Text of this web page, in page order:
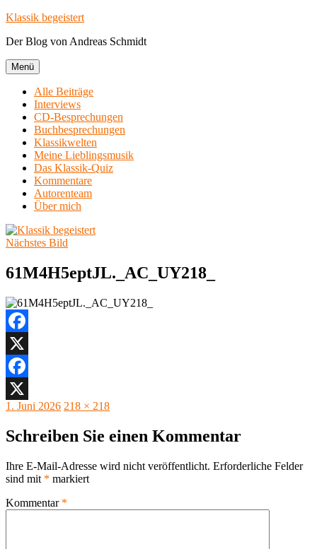
Zum
springen
Klassik begeistert
Der Blog von Andreas Schmidt
Menü
Alle Beiträge
Interviews
CD-Besprechungen
Buchbesprechungen
Klassikwelten
Meine Lieblingsmusik
Das Klassik-Quiz
Kommentare
Autorenteam
Über mich
Nächstes Bild
61M4H5eptJL._AC_UY218_
Facebook
X
Facebook
X
Veröffentlicht
1. Juni 2026 Originalgröße
218 × 218
Schreiben Sie einen Kommentar
Ihre E-Mail-Adresse wird nicht veröffentlicht. Erforderliche Felder
sind mit * markiert
Kommentar *